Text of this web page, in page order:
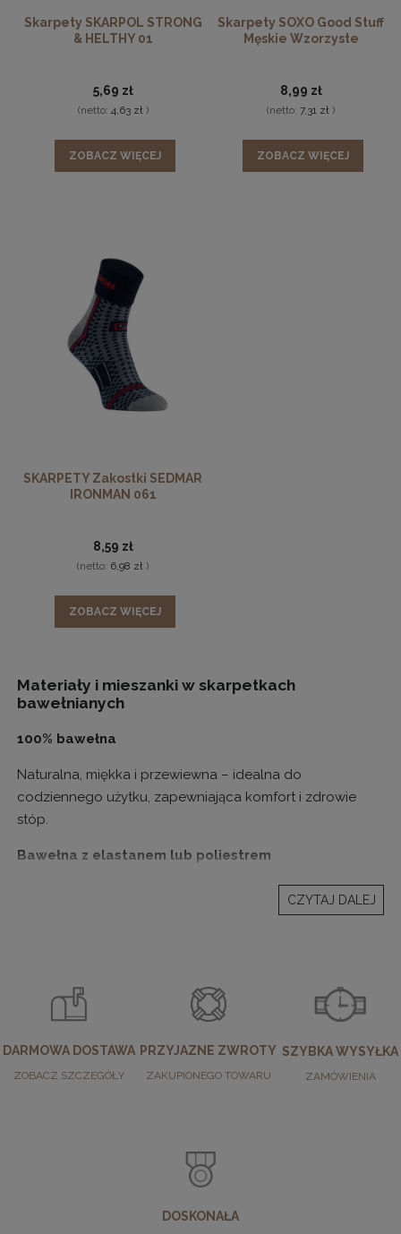
Skarpety SKARPOL STRONG
& HELTHY 01
5,69 zł
(netto: 4,63 zł)
ZOBACZ WIĘCEJ
Skarpety SOXO Good Stuff
Męskie Wzorzyste
8,99 zł
(netto: 7,31 zł )
ZOBACZ WIĘCEJ
SKARPETY Zakostki SEDMAR
IRONMAN 061
8,59 zł
(netto: 6,98 zł )
ZOBACZ WIĘCEJ
Materiały i mieszanki w skarpetkach
bawełnianych
100% bawełna
Naturalna, miękka i przewiewna – idealna do
codziennego użytku, zapewniająca komfort i zdrowie
stóp.
Bawełna z elastanem lub poliestrem
Dodatek elastanu zwiększa elastyczność i dopasowanie,
a poliestru – trwałość i odporność na odkształcenia.
Dopasowanie do okazji
Do sportu – elastyczne, przewiewne i wygodne
CZYTAJ DALEJ
DARMOWA DOSTAWA
ZOBACZ SZCZEGÓŁY
PRZYJAZNE ZWROTY
ZAKUPIONEGO TOWARU
SZYBKA WYSYŁKA
ZAMÓWIENIA
DOSKONAŁA